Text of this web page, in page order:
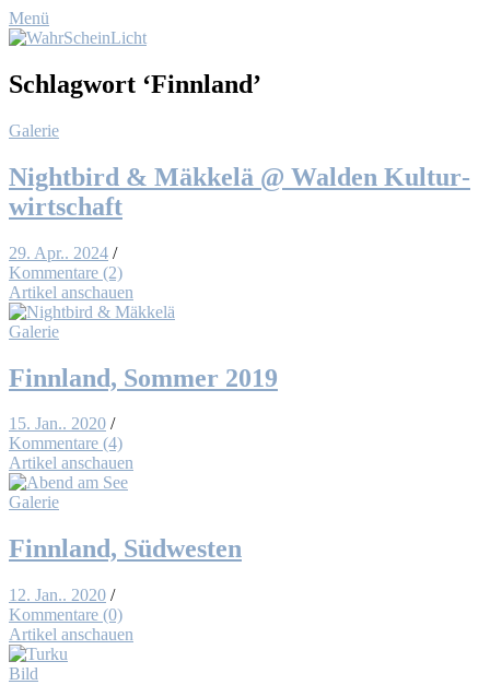
Menü
Schlagwort ‘Finnland’
Galerie
Night­bird & Mäk­kelä @ Wal­den Kul­tur­
wirt­schaft
29. Apr.. 2024 /
Kommentare (2)
Artikel anschauen
Galerie
Finn­land, Som­mer 2019
15. Jan.. 2020 /
Kommentare (4)
Artikel anschauen
Galerie
Finn­land, Süd­wes­ten
12. Jan.. 2020 /
Kommentare (0)
Artikel anschauen
Bild